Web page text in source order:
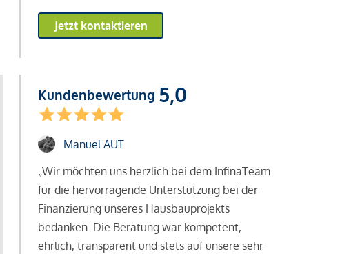
Jetzt kontaktieren
Kundenbewertung 5,0
Manuel AUT
„Wir möchten uns herzlich bei dem InfinaTeam
für die hervorragende Unterstützung bei der
Finanzierung unseres Hausbauprojekts
bedanken. Die Beratung war kompetent,
ehrlich, transparent und stets auf unsere sehr